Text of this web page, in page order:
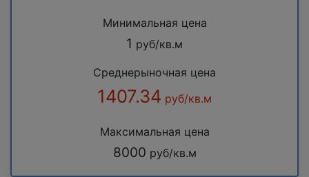
Минимальная цена
1 руб/кв.м
Среднерыночная цена
1407.34 руб/кв.м
Максимальная цена
8000 руб/кв.м